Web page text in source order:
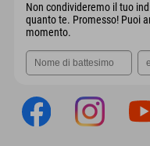
Non condivideremo il tuo
quanto te. Promesso! Puoi
momento.